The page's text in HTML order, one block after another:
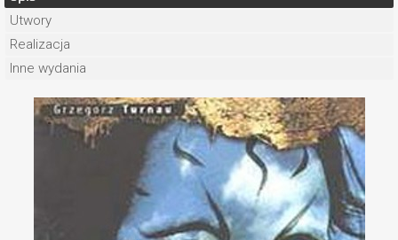
Utwory
Realizacja
Inne wydania